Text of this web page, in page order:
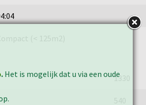
1330
. Het is mogelijk dat u via een oude